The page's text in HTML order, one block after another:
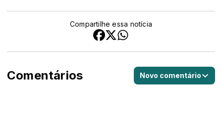
Compartilhe essa notícia
Comentários Novo comentário